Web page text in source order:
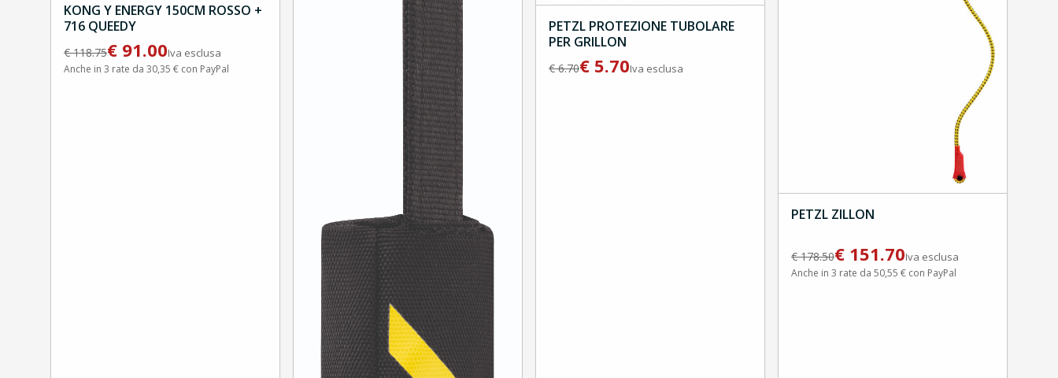
KONG Y ENERGY 150CM ROSSO +
716 QUEEDY
€118.75€ 91.00Iva esclusa
Anche in 3 rate da 30,35 € con PayPal
PETZL PROTEZIONE TUBOLARE
PER GRILLON
€6.70€ 5.70Iva esclusa
PETZL ZILLON
€178.50€ 151.70Iva esclusa
Anche in 3 rate da 50,55 € con PayPal